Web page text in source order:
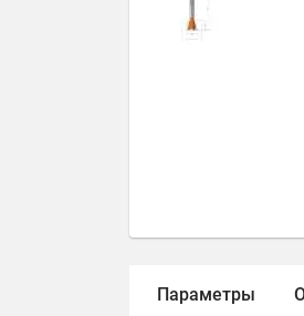
Параметры